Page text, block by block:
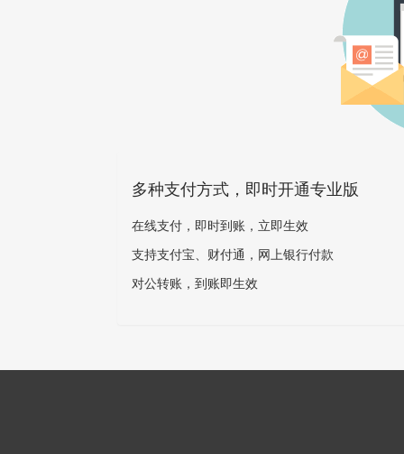
多种支付方式，即时开通专业版
在线支付，即时到账，立即生效
支持支付宝、财付通，网上银行付款
对公转账，到账即生效